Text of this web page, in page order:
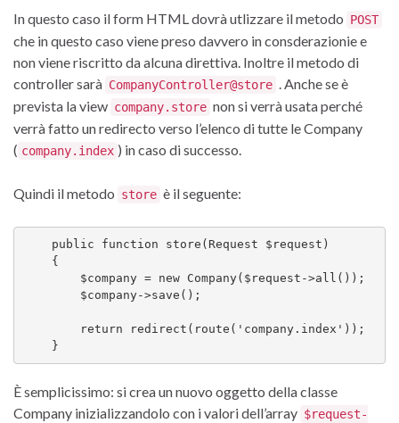
In questo caso il form HTML dovrà utlizzare il metodo POST
che in questo caso viene preso davvero in consderazionie e
non viene riscritto da alcuna direttiva. Inoltre il metodo di
controller sarà CompanyController@store
. Anche se è
prevista la view company.store non si verrà usata perché
verrà fatto un redirecto verso l’elenco di tutte le Company
( company.index ) in caso di successo.
Quindi il metodo store è il seguente:
    public function store(Request $request)
    {
        $company = new Company($request->all());
        $company->save();
        return redirect(route('company.index'));
    }
È semplicissimo: si crea un nuovo oggetto della classe
Company inizializzandolo con i valori dell’array $request-